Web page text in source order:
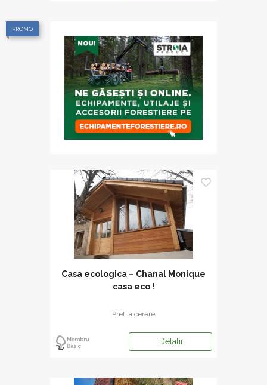
PROMO
Casa ecologica – Chanal Monique
casa eco !
Pret la cerere
Detalii